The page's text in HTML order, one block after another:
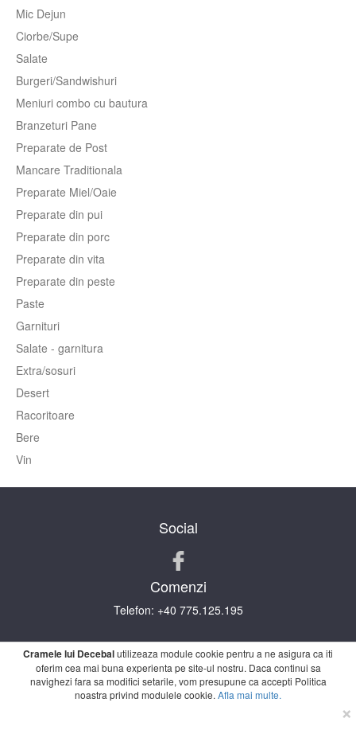
Mic Dejun
Ciorbe/Supe
Salate
Burgeri/Sandwishuri
Meniuri combo cu bautura
Branzeturi Pane
Preparate de Post
Mancare Traditionala
Preparate Miel/Oaie
Preparate din pui
Preparate din porc
Preparate din vita
Preparate din peste
Paste
Garnituri
Salate - garnitura
Extra/sosuri
Desert
Racoritoare
Bere
Vin
Social
Comenzi
Telefon: +40 775.125.195
TERMENI ŞI CONDIŢII
POLITICA DE
CONFIDENTIALITATE
ANPC
INFORMATII
NUTRITIONALE
Dezvoltat in parteneriat cu
Cramele lui Decebalutilizeaza module cookie pentru a ne asigura ca iti
oferim cea mai buna experienta pe site-ul nostru. Daca continui sa
navighezi fara sa modifici setarile, vom presupune ca accepti Politica
noastra privind modulele cookie. Afla mai multe.
×